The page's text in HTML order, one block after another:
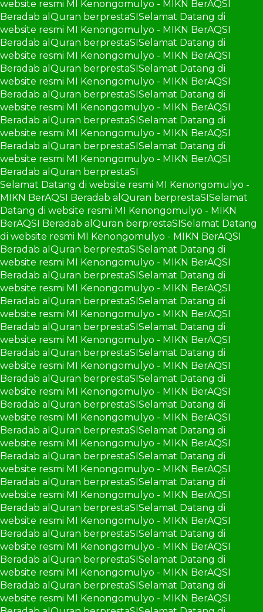
website resmi MI Kenongomulyo - MIKN BerAQSI
Beradab alQuran berprestaSISelamat Datang di
website resmi MI Kenongomulyo - MIKN BerAQSI
Beradab alQuran berprestaSISelamat Datang di
website resmi MI Kenongomulyo - MIKN BerAQSI
Beradab alQuran berprestaSISelamat Datang di
website resmi MI Kenongomulyo - MIKN BerAQSI
Beradab alQuran berprestaSISelamat Datang di
website resmi MI Kenongomulyo - MIKN BerAQSI
Beradab alQuran berprestaSISelamat Datang di
website resmi MI Kenongomulyo - MIKN BerAQSI
Beradab alQuran berprestaSISelamat Datang di
website resmi MI Kenongomulyo - MIKN BerAQSI
Beradab alQuran berprestaSI
Selamat Datang di website resmi MI Kenongomulyo -
MIKN BerAQSI Beradab alQuran berprestaSISelamat
Datang di website resmi MI Kenongomulyo - MIKN
BerAQSI Beradab alQuran berprestaSISelamat Datang
di website resmi MI Kenongomulyo - MIKN BerAQSI
Beradab alQuran berprestaSISelamat Datang di
website resmi MI Kenongomulyo - MIKN BerAQSI
Beradab alQuran berprestaSISelamat Datang di
website resmi MI Kenongomulyo - MIKN BerAQSI
Beradab alQuran berprestaSISelamat Datang di
website resmi MI Kenongomulyo - MIKN BerAQSI
Beradab alQuran berprestaSISelamat Datang di
website resmi MI Kenongomulyo - MIKN BerAQSI
Beradab alQuran berprestaSISelamat Datang di
website resmi MI Kenongomulyo - MIKN BerAQSI
Beradab alQuran berprestaSISelamat Datang di
website resmi MI Kenongomulyo - MIKN BerAQSI
Beradab alQuran berprestaSISelamat Datang di
website resmi MI Kenongomulyo - MIKN BerAQSI
Beradab alQuran berprestaSISelamat Datang di
website resmi MI Kenongomulyo - MIKN BerAQSI
Beradab alQuran berprestaSISelamat Datang di
website resmi MI Kenongomulyo - MIKN BerAQSI
Beradab alQuran berprestaSISelamat Datang di
website resmi MI Kenongomulyo - MIKN BerAQSI
Beradab alQuran berprestaSISelamat Datang di
website resmi MI Kenongomulyo - MIKN BerAQSI
Beradab alQuran berprestaSISelamat Datang di
website resmi MI Kenongomulyo - MIKN BerAQSI
Beradab alQuran berprestaSISelamat Datang di
website resmi MI Kenongomulyo - MIKN BerAQSI
Beradab alQuran berprestaSISelamat Datang di
website resmi MI Kenongomulyo - MIKN BerAQSI